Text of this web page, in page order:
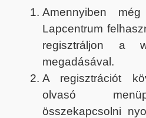
Amennyiben
Lapcentrum
regisztráljon a
megadásával.
A regisztrációt
olvasó
összekapcsolni